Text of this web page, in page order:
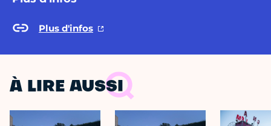
Plus d'infos
À LIRE AUSSI